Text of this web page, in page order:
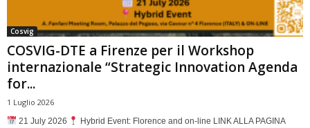
Cosvig
COSVIG-DTE a Firenze per il Workshop
internazionale “Strategic Innovation Agenda
for...
1 Luglio 2026
21 July 2026
Hybrid Event: Florence and on-line LINK ALLA PAGINA